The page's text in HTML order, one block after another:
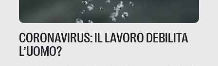
CORONAVIRUS: IL LAVORO DEBILITA
L’UOMO?